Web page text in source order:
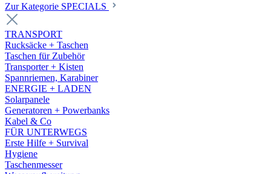
Zur Kategorie SPECIALS
TRANSPORT
Rucksäcke + Taschen
Taschen für Zubehör
Transporter + Kisten
Spannriemen, Karabiner
ENERGIE + LADEN
Solarpanele
Generatoren + Powerbanks
Kabel & Co
FÜR UNTERWEGS
Erste Hilfe + Survival
Hygiene
Taschenmesser